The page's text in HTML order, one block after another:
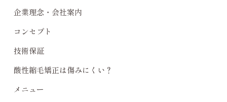
企業理念・会社案内
コンセプト
技術保証
酸性縮毛矯正は傷みにくい？
メニュー